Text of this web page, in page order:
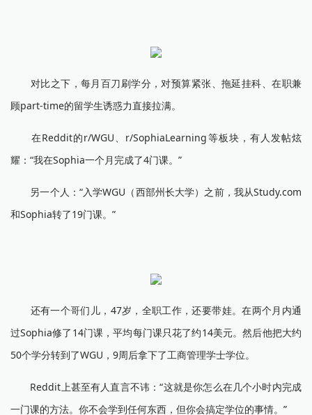
对比之下，每月百刀刷学分，对预算紧张、拖延挂科、在职兼
顾part-time的留学生诱惑力直接拉满。
在Reddit的r/WGU、r/SophiaLearning等板块，有人发帖炫
耀：“我在Sophia一个月完成了4门课。”
另一个人：“入学WGU（西部州长大学）之前，我从Study.com
和Sophia转了19门课。”
还有一个哥们儿，47岁，全职工作，还要带娃。在两个月内通
过Sophia修了14门课，平均每门课只花了约14美元。然后他把大约
50个学分转到了WGU，9周后拿下了工商管理学士学位。
Reddit上甚至有人直言不讳：“这就是你怎么在几个小时内完成
一门课的方法。你不会学到任何东西，但你会搞定学位的事情。”